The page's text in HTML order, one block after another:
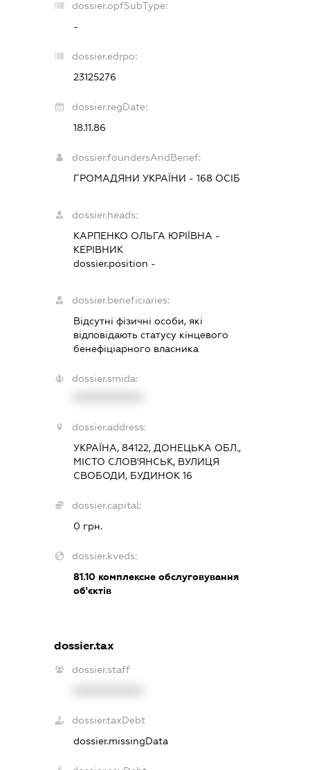
dossier.opfSubType:
-
dossier.edrpo:
23125276
dossier.regDate:
18.11.86
dossier.foundersAndBenef:
ГРОМАДЯНИ УКРАЇНИ - 168 ОСІБ
dossier.heads:
КАРПЕНКО ОЛЬГА ЮРІЇВНА -
КЕРІВНИК
dossier.position -
dossier.beneficiaries:
Відсутні фізичні особи, які
відповідають статусу кінцевого
бенефіціарного власника
dossier.smida:
dossier.address:
УКРАЇНА, 84122, ДОНЕЦЬКА ОБЛ.,
МІСТО СЛОВ'ЯНСЬК, ВУЛИЦЯ
СВОБОДИ, БУДИНОК 16
dossier.capital:
0 грн.
dossier.kveds:
81.10 комплексне обслуговування
об'єктів
dossier.tax
dossier.staff
dossier.taxDebt
dossier.missingData